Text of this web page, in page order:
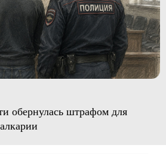
обернулась штрафом для